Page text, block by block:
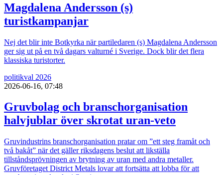
Magdalena Andersson (s)
turistkampanjar
Nej det blir inte Botkyrka när partiledaren (s) Magdalena Andersson
ger sig ut på en två dagars valturné i Sverige. Dock blir det flera
klassiska turistorter.
politikval 2026
2026-06-16, 07:48
Gruvbolag och branschorganisation
halvjublar över skrotat uran-veto
Gruvindustrins branschorganisation pratar om ”ett steg framåt och
två bakåt” när det gäller riksdagens beslut att likställa
tillståndsprövningen av brytning av uran med andra metaller.
Gruvföretaget District Metals lovar att fortsätta att lobba för att